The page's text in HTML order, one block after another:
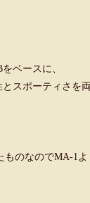
ベースに、
スポーティさを
のなのでMA-1よ